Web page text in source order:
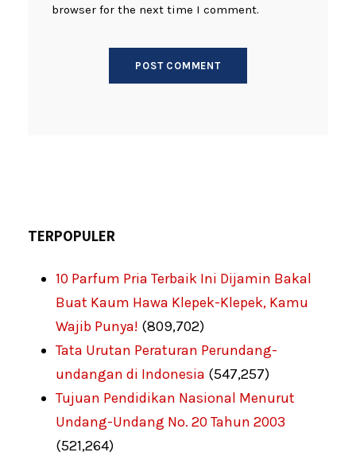
browser for the next time I comment.
TERPOPULER
10 Parfum Pria Terbaik Ini Dijamin Bakal
Buat Kaum Hawa Klepek-Klepek, Kamu
Wajib Punya! (809,702)
Tata Urutan Peraturan Perundang-
undangan di Indonesia (547,257)
Tujuan Pendidikan Nasional Menurut
Undang-Undang No. 20 Tahun 2003
(521,264)